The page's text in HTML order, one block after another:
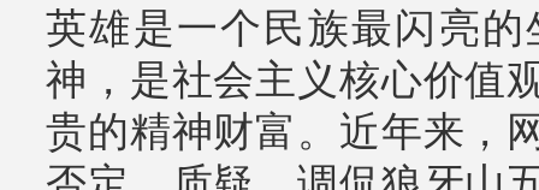
英雄是一个民族最闪亮
神，是社会主义核心价值
贵的精神财富。近年来，